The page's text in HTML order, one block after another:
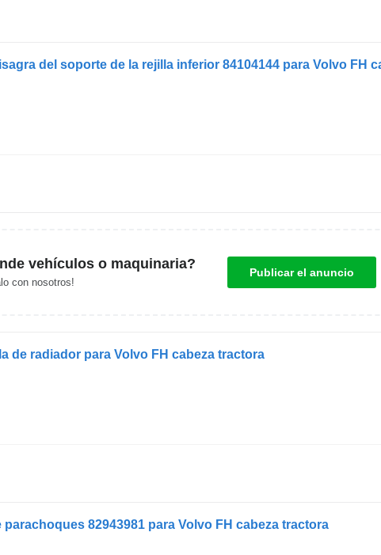
del soporte de la rejilla inferior 84104144 para Volvo FH
vehículos o maquinaria?
con nosotros!
Publicar el anuncio
de radiador para Volvo FH cabeza tractora
82943981 para Volvo FH cabeza tractora